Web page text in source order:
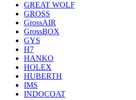
GREAT WOLF
GROSS
GrossAIR
GrossBOX
GYS
H7
HANKO
HOLEX
HUBERTH
IMS
INDOCOAT